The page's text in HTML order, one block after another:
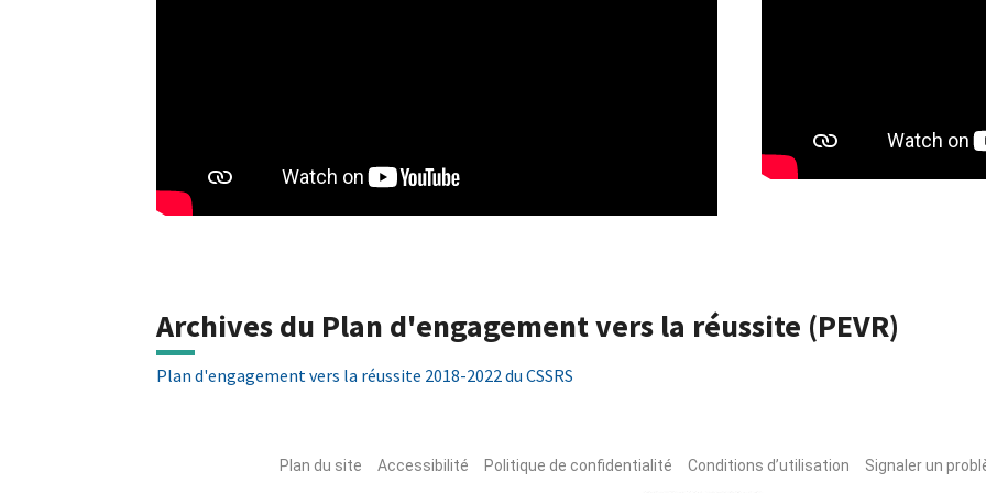
Archives du Plan d'engagement vers la réussite (PEVR)
Plan d'engagement vers la réussite 2018-2022 du CSSRS
Plan du site Accessibilité Politique de confidentialité Conditions d’utilisation Signaler un